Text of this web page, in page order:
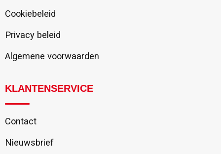
Cookiebeleid
Privacy beleid
Algemene voorwaarden
KLANTENSERVICE
Contact
Nieuwsbrief